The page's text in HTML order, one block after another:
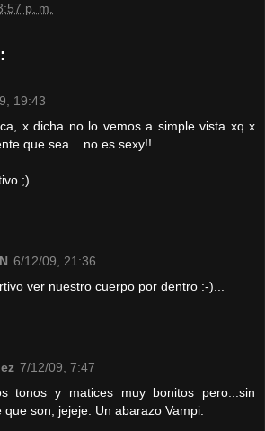
p. m.
19:43
x dicha no lo vemos a simple vista xq x
que sea... no es sexy!!
;)
6/12/09, 21:36
ver nuestro cuerpo por dentro :-)...
7/12/09, 7:47
tonos y matices muy bonitos pero...sin
que son, jejeje. Un abarazo Vampi.